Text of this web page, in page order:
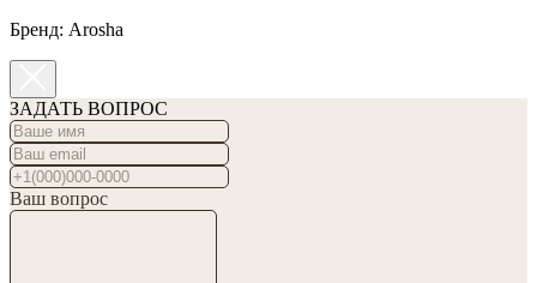
Бренд: Arosha
ЗАДАТЬ ВОПРОС
Ваш вопрос